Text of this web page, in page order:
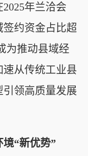
年兰洽会
签约资金占比超
为推动县域经
从传统工业县
领高质量发展
“新优势”